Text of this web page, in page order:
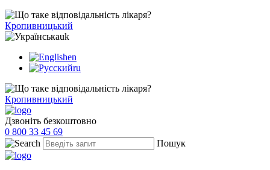
Кропивницький
uk
en
ru
Кропивницький
Дзвоніть безкоштовно
0 800 33 45 69
Пошук